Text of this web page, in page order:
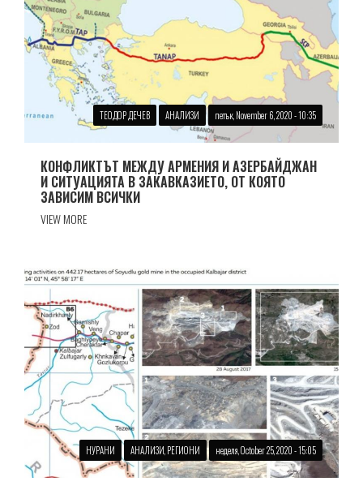
ТЕОДОР ДЕЧЕВ АНАЛИЗИ петък, November 6, 2020 - 10:35
КОНФЛИКТЪТ МЕЖДУ АРМЕНИЯ И АЗЕРБАЙДЖАН
И СИТУАЦИЯТА В ЗАКАВКАЗИЕТО, ОТ КОЯТО
ЗАВИСИМ ВСИЧКИ
VIEW MORE
НУРАНИ АНАЛИЗИ, РЕГИОНИ неделя, October 25, 2020 - 15:05